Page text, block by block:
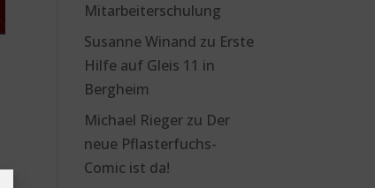
Mitarbeiterschulung
Susanne Winand zu Erste
Hilfe auf Gleis 11 in
Bergheim
Michael Rieger zu Der
neue Pflasterfuchs-
Comic ist da!